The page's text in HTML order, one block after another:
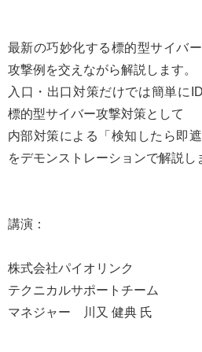
最新の巧妙化する標的型サイバ
攻撃例を交えながら解説します。
入口・出口対策だけでは簡単に
標的型サイバー攻撃対策として
内部対策による「検知したら即
をデモンストレーションで解説し
講演：
株式会社パイオリンク
テクニカルサポートチーム
マネジャー 川又 健典 氏